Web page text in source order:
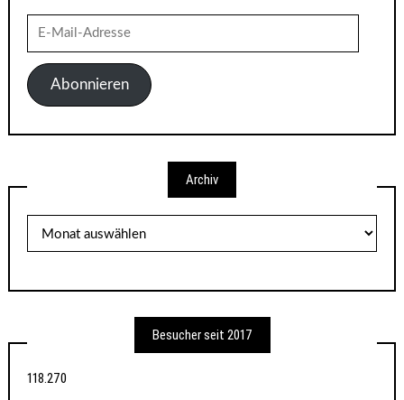
Mail-
AdresseAbonnieren
Archiv
Besucher seit 2017
118.270